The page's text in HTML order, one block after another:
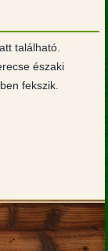
található.
északi
fekszik.